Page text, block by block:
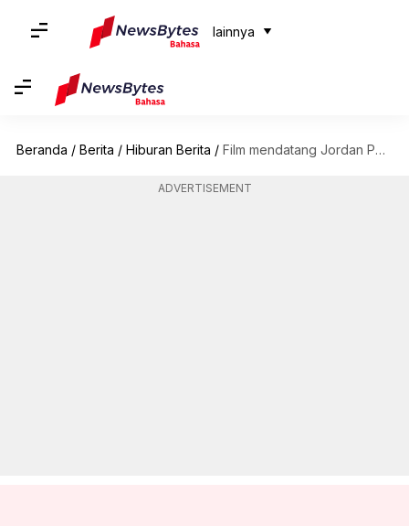
lainnya
Beranda / Berita / Hiburan Berita / Film mendatang Jordan Peele akan berhadapan dengan 'Avatar 3'
ADVERTISEMENT